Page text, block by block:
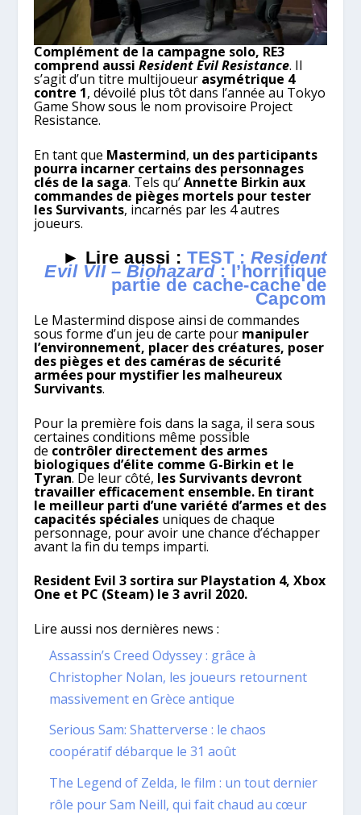
Complément de la campagne solo, RE3
comprend aussiResident Evil Resistance. Il
s’agit d’un titre multijoueur asymétrique 4
contre 1, dévoilé plus tôt dans l’année au Tokyo
Game Show sous le nom provisoire Project
Resistance.
En tant que Mastermind, un des participants
pourra incarner certains des personnages
clés de la saga. Tels qu’Annette Birkin aux
commandes de pièges mortels pour tester
les Survivants, incarnés par les 4 autres
joueurs.
► Lire aussi :TEST : Resident
Evil VII – Biohazard: l’horrifique
partie de cache-cache de
Capcom
Le Mastermind dispose ainsi de commandes
sous forme d’un jeu de carte pour manipuler
l’environnement, placer des créatures, poser
des pièges et des caméras de sécurité
armées pour mystifier les malheureux
Survivants.
Pour la première fois dans la saga, il sera sous
certaines conditions même possible
de contrôler directement des armes
biologiques d’élite comme G-Birkin et le
Tyran. De leur côté, les Survivants devront
travailler efficacement ensemble. En tirant
le meilleur parti d’une variété d’armes et des
capacités spéciales uniques de chaque
personnage, pour avoir une chance d’échapper
avant la fin du temps imparti.
Resident Evil 3 sortira sur Playstation 4, Xbox
One et PC (Steam) le 3 avril 2020.
Lire aussi nos dernières news :
Assassin’s Creed Odyssey : grâce à
Christopher Nolan, les joueurs retournent
massivement en Grèce antique
Serious Sam: Shatterverse : le chaos
coopératif débarque le 31 août
The Legend of Zelda, le film : un tout dernier
rôle pour Sam Neill, qui fait chaud au cœur